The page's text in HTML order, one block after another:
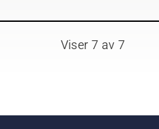
Viser 7 av 7